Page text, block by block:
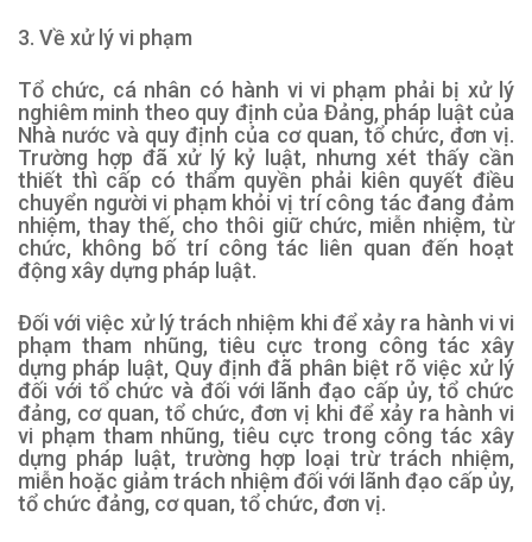
3. Về xử lý vi phạm
Tổ chức, cá nhân có hành vi vi phạm phải bị xử lý
nghiêm minh theo quy định của Đảng, pháp luật của
Nhà nước và quy định của cơ quan, tổ chức, đơn vị.
Trường hợp đã xử lý kỷ luật, nhưng xét thấy cần
thiết thì cấp có thẩm quyền phải kiên quyết điều
chuyển người vi phạm khỏi vị trí công tác đang đảm
nhiệm, thay thế, cho thôi giữ chức, miễn nhiệm, từ
chức, không bố trí công tác liên quan đến hoạt
động xây dựng pháp luật.
Đối với việc xử lý trách nhiệm khi để xảy ra hành vi vi
phạm tham nhũng, tiêu cực trong công tác xây
dựng pháp luật, Quy định đã phân biệt rõ việc xử lý
đối với tổ chức và đối với lãnh đạo cấp ủy, tổ chức
đảng, cơ quan, tổ chức, đơn vị khi để xảy ra hành vi
vi phạm tham nhũng, tiêu cực trong công tác xây
dựng pháp luật, trường hợp loại trừ trách nhiệm,
miễn hoặc giảm trách nhiệm đối với lãnh đạo cấp ủy,
tổ chức đảng, cơ quan, tổ chức, đơn vị.